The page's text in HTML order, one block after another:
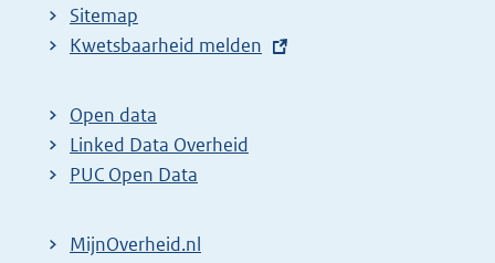
Sitemap
E
t
e
r
l
Kwetsbaarheid melden
Open data
Linked Data Overheid
PUC Open Data
MijnOverheid.nl